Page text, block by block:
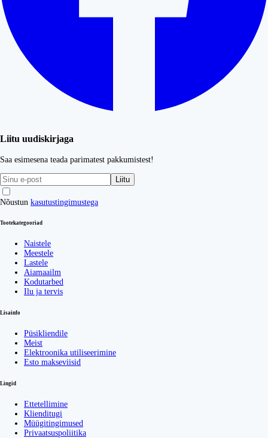
Liitu uudiskirjaga
Saa esimesena teada parimatest pakkumistest!
Liitu
Nõustun kasutustingimustega
Tootekategooriad
Naistele
Meestele
Lastele
Aiamaailm
Kodutarbed
Ilu ja tervis
Lisainfo
Püsikliendile
Meist
Elektroonika utiliseerimine
Esto makseviisid
Lingid
Ettetellimine
Klienditugi
Müügitingimused
Privaatsuspoliitika